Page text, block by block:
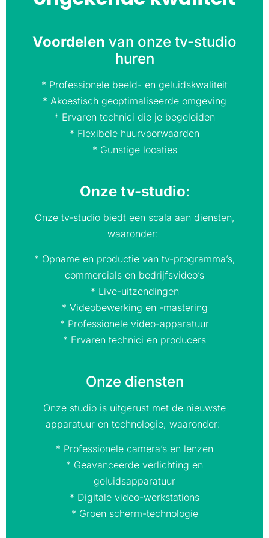
Voordelen van onze tv-studio
huren
* Professionele beeld- en geluidskwaliteit
* Akoestisch geoptimaliseerde omgeving
* Ervaren technici die je begeleiden
* Flexibele huurvoorwaarden
* Gunstige locaties
Onze tv-studio:
Onze tv-studio biedt een scala aan diensten,
waaronder:
* Opname en productie van tv-programma’s,
commercials en bedrijfsvideo’s
* Live-uitzendingen
* Videobewerking en -mastering
* Professionele video-apparatuur
* Ervaren technici en producers
Onze diensten
Onze studio is uitgerust met de nieuwste
apparatuur en technologie, waaronder:
* Professionele camera’s en lenzen
* Geavanceerde verlichting en
geluidsapparatuur
* Digitale video-werkstations
* Groen scherm-technologie